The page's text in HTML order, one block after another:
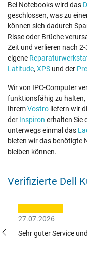
Bei Notebooks wird das
geschlossen, was zu
können sich dadurch
Risse oder Brüche
Zeit und verlieren nach
eigene
Latitude, XPS und der
Wir von IPC-Computer
funktionsfähig zu halten,
IhremVostro liefern wir
der Inspiron erhalten Sie
unterwegs einmal das
bieten wir das benötigte
bleiben können.
Verifizierte Dell
27.07.2026
Sehr guter Service